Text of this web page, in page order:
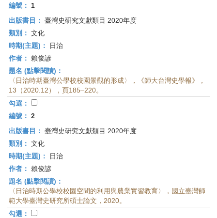
編號：
1
出版書目： 臺灣史研究文獻類目 2020年度
類別： 文化
時期(主題)：
日治
作者：
賴俊諺
題名 (點擊閱讀)：
〈日治時期臺灣公學校校園景觀的形成〉，《師大台灣史學報》，
13（2020.12），頁185–220。
勾選：
編號： 2
出版書目： 臺灣史研究文獻類目 2020年度
類別： 文化
時期(主題)：
日治
作者：
賴俊諺
題名 (點擊閱讀)：
〈日治時期公學校校園空間的利用與農業實習教育〉，國立臺灣師
範大學臺灣史研究所碩士論文，2020。
勾選：